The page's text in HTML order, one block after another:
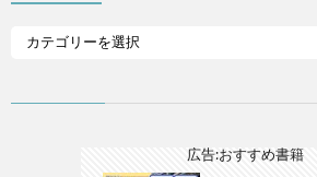
広告:おすすめ書籍